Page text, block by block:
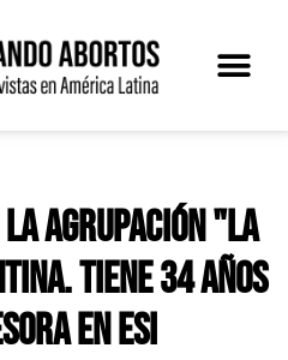
agrupación "La
Tiene 34 años
en ESI